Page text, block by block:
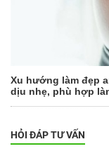
Xu hướng làm đẹp
dịu nhẹ, phù hợp
HỎI ĐÁP TƯ VẤN